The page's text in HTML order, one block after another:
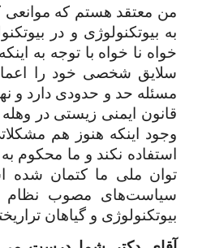
من معتقد هستم که موانعی
به بیوتکنولوژی و در
خواه نا خواه با توجه به
سلایق شخصی خود را
مسئله حد و حدودی دارد و
قانون ایمنی زیستی در وهله
وجود اینکه هنوز هم
استفاده نکند و ما محکوم
توان ملی ما کتمان
سیاست‌های مصوب نظام
بیوتکنولوژی و گیاهان